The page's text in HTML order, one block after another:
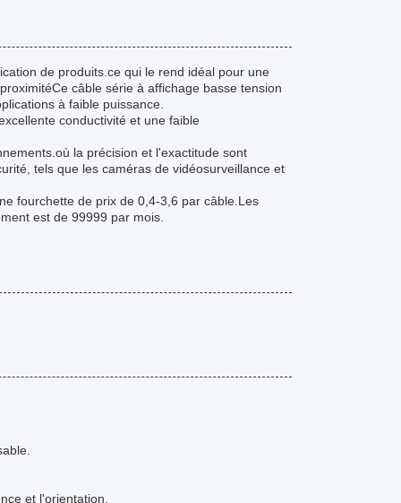
de produits.ce qui le rend idéal pour une
câble série à affichage basse tension
à faible puissance.
conductivité et une faible
la précision et l'exactitude sont
tels que les caméras de vidéosurveillance et
fourchette de prix de 0,4-3,6 par câble.Les
est de 99999 par mois.
et l'orientation.